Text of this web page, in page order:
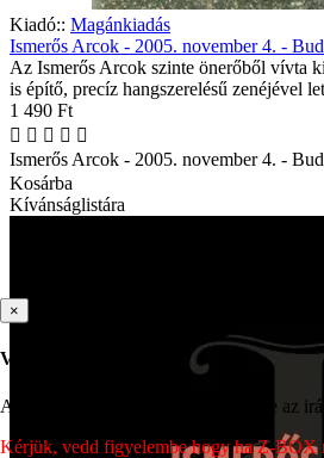
Kiadó:: Magánkiadás
Ismerős Arcok - 2005. november 4. -
Az Ismerős Arcok szinte önerőből vívta
is építő, precíz hangszerelésű zenéjével
1 490 Ft
Ismerős Arcok - 2005. november 4. -
Kosárba
Kívánságlistára
×
Válassz csomagpontot
A csomagpont kiválasztásához írd be az
Kérjük, vedd figyelembe hogy ha Z-BOX